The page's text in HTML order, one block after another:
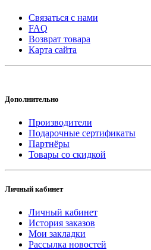
Связаться с нами
FAQ
Возврат товара
Карта сайта
Дополнительно
Производители
Подарочные сертификаты
Партнёры
Товары со скидкой
Личный кабинет
Личный кабинет
История заказов
Мои закладки
Рассылка новостей